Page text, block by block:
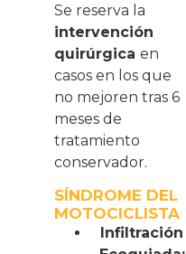
Se reserva la
intervención
quirúrgica en
casos en los que
no mejoren tras 6
meses de
tratamiento
conservador.
SÍNDROME DEL
MOTOCICLISTA
Infiltración